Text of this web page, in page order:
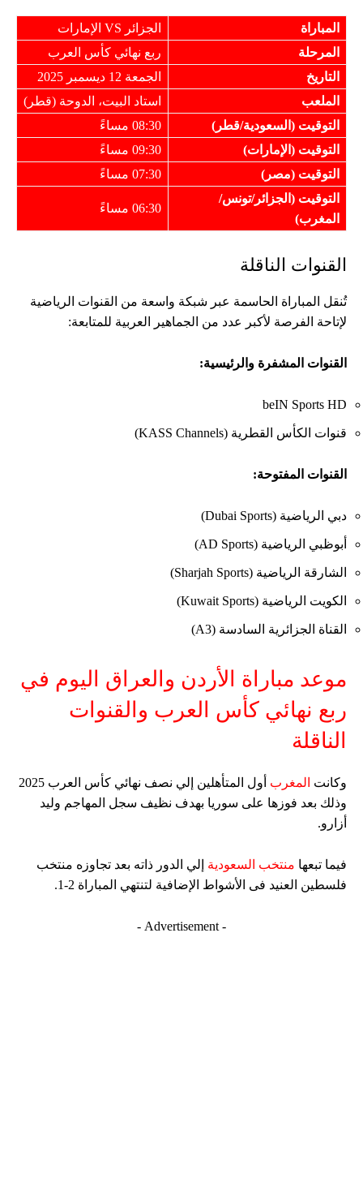
المباراة
الجزائر VS الإمارات
المرحلة
ربع نهائي كأس العرب
التاريخ
الجمعة 12 ديسمبر 2025
الملعب
استاد البيت، الدوحة (قطر)
التوقيت (السعودية/قطر)
08:30 مساءً
التوقيت (الإمارات)
09:30 مساءً
التوقيت (مصر)
07:30 مساءً
التوقيت (الجزائر/تونس/
المغرب)
06:30 مساءً
القنوات الناقلة
تُنقل المباراة الحاسمة عبر شبكة واسعة من القنوات الرياضية
لإتاحة الفرصة لأكبر عدد من الجماهير العربية للمتابعة:
القنوات المشفرة والرئيسية:
beIN Sports HD
قنوات الكأس القطرية (KASS Channels)
القنوات المفتوحة:
دبي الرياضية (Dubai Sports)
أبوظبي الرياضية (AD Sports)
الشارقة الرياضية (Sharjah Sports)
الكويت الرياضية (Kuwait Sports)
القناة الجزائرية السادسة (A3)
موعد مباراة الأردن والعراق اليوم في
ربع نهائي كأس العرب والقنوات
الناقلة
وكانت المغرب
أول المتأهلين إلي نصف نهائي كأس العرب 2025
وذلك بعد فوزها على سوريا بهدف نظيف سجل المهاجم وليد
أزارو.
فيما تبعها منتخب السعودية إلي الدور ذاته بعد تجاوزه منتخب
فلسطين العنيد فى الأشواط الإضافية لتنتهي المباراة 2-1.
- Advertisement -